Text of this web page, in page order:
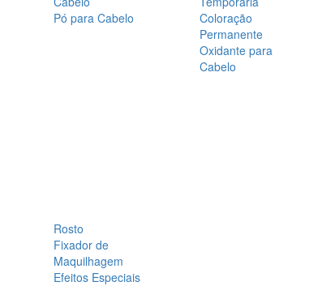
Pó para Cabelo
Coloração
Permanente
Oxidante para
Cabelo
Rosto
Fixador de
Maquilhagem
Efeitos Especiais